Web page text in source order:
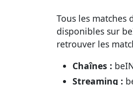
Tous les matches
disponibles sur
retrouver les
Chaînes :
Streaming :